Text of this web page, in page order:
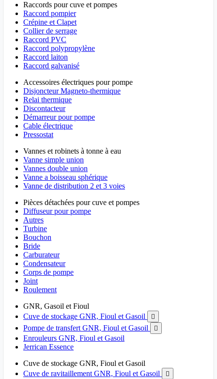
Raccords pour cuve et pompes
Raccord pompier
Crépine et Clapet
Collier de serrage
Raccord PVC
Raccord polypropylène
Raccord laiton
Raccord galvanisé
Accessoires électriques pour pompe
Disjoncteur Magneto-thermique
Relai thermique
Discontacteur
Démarreur pour pompe
Cable électrique
Pressostat
Vannes et robinets à tonne à eau
Vanne simple union
Vannes double union
Vanne a boisseau sphérique
Vanne de distribution 2 et 3 voies
Pièces détachées pour cuve et pompes
Diffuseur pour pompe
Autres
Turbine
Bouchon
Bride
Carburateur
Condensateur
Corps de pompe
Joint
Roulement
GNR, Gasoil et Fioul
Cuve de stockage GNR, Fioul et Gasoil

Pompe de transfert GNR, Fioul et Gasoil 
Enrouleurs GNR, Fioul et Gasoil
Jerrican Essence
Cuve de stockage GNR, Fioul et Gasoil
Cuve de ravitaillement GNR, Fioul et Gasoil
